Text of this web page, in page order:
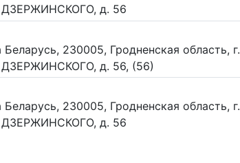
ДЗЕРЖИНСКОГО, д. 56
Беларусь, 230005, Гродненская область, г.
ДЗЕРЖИНСКОГО, д. 56, (56)
Беларусь, 230005, Гродненская область, г.
ДЗЕРЖИНСКОГО, д. 56